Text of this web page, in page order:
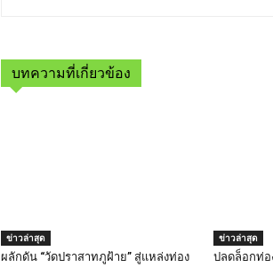
บทความที่เกี่ยวข้อง
ข่าวล่าสุด
ผลักดัน “วัดปราสาทภูฝ้าย” สู่แหล่งท่อง
ข่าวล่าสุด
ปลดล็อกท่อ